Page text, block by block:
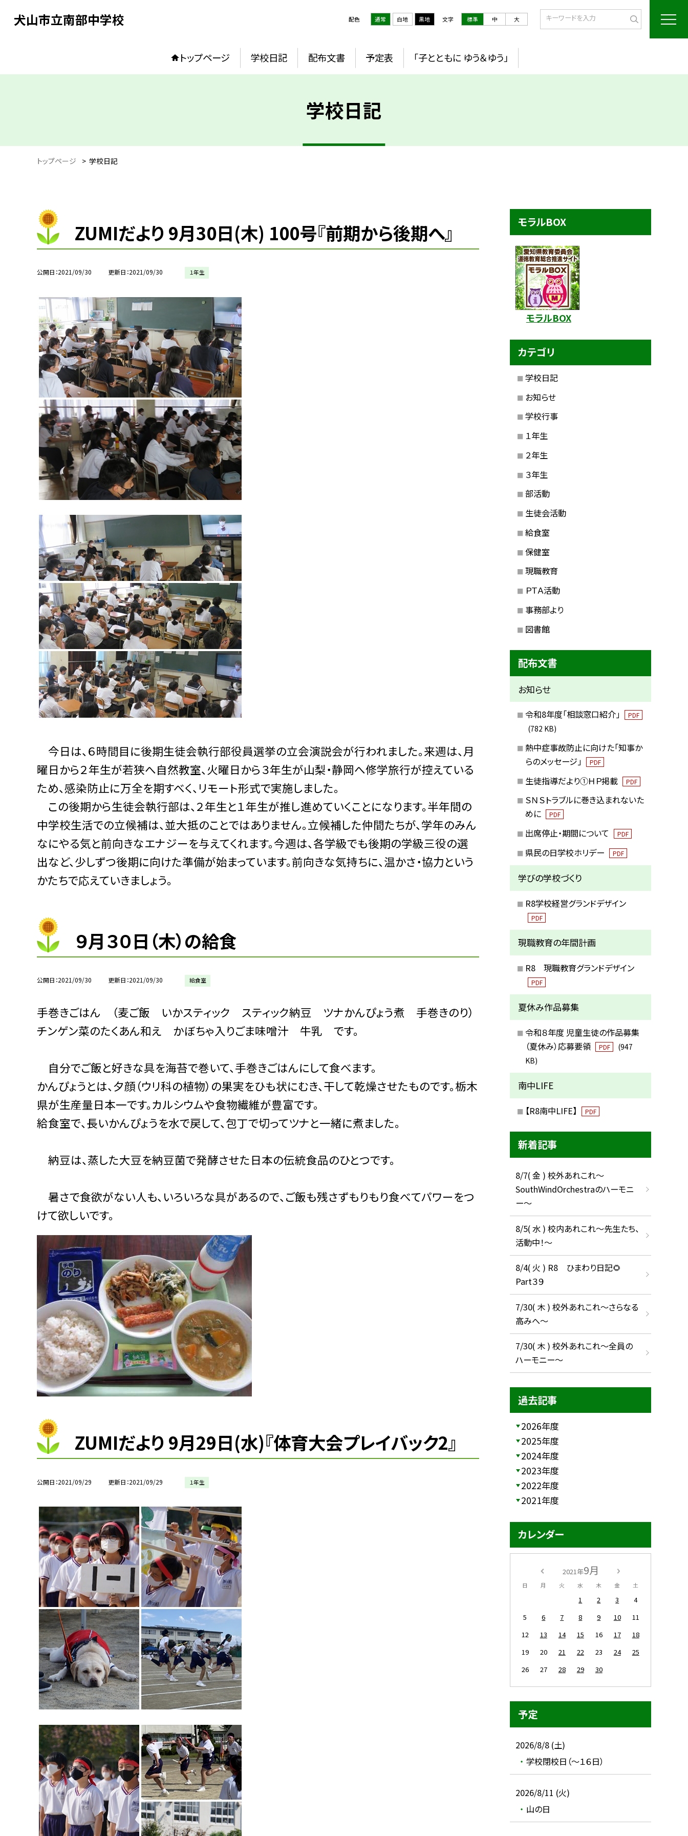
犬山市立南部中学校 配色 通常 白地 黒地 文字 標準 中 大
トップページ 学校日記 配布文書 予定表 「子とともに ゆう＆ゆう」
学校日記
トップページ > 学校日記
ZUMIだより 9月30日(木) 100号『前期から後期へ』
公開日 2021/09/30 更新日 2021/09/30 １年生
今日は、６時間目に後期生徒会執行部役員選挙の立会演説会が行われました。来週は、月
曜日から２年生が若狭へ自然教室、火曜日から３年生が山梨・静岡へ修学旅行が控えている
ため、感染防止に万全を期すべく、リモート形式で実施しました。
この後期から生徒会執行部は、２年生と１年生が推し進めていくことになります。半年間の
中学校生活での立候補は、並大抵のことではありません。立候補した仲間たちが、学年のみん
なにやる気と前向きなエナジーを与えてくれます。今週は、各学級でも後期の学級三役の選
出など、少しずつ後期に向けた準備が始まっています。前向きな気持ちに、温かさ・協力という
かたちで応えていきましょう。
９月３０日（木）の給食
公開日 2021/09/30 更新日 2021/09/30 給食室
手巻きごはん （麦ご飯 いかスティック スティック納豆 ツナかんぴょう煮 手巻きのり）
チンゲン菜のたくあん和え かぼちゃ入りごま味噌汁 牛乳 です。
自分でご飯と好きな具を海苔で巻いて、手巻きごはんにして食べます。
かんぴょうとは、夕顔（ウリ科の植物）の果実をひも状にむき、干して乾燥させたものです。栃木
県が生産量日本一です。カルシウムや食物繊維が豊富です。
給食室で、長いかんぴょうを水で戻して、包丁で切ってツナと一緒に煮ました。
納豆は、蒸した大豆を納豆菌で発酵させた日本の伝統食品のひとつです。
暑さで食欲がない人も、いろいろな具があるので、ご飯も残さずもりもり食べてパワーをつ
けて欲しいです。
ZUMIだより 9月29日(水)『体育大会プレイバック2』
公開日 2021/09/29 更新日 2021/09/29 １年生
モラルBOX
モラルBOX
カテゴリ
学校日記
お知らせ
学校行事
１年生
２年生
３年生
部活動
生徒会活動
給食室
保健室
現職教育
ＰＴＡ活動
事務部より
図書館
配布文書
お知らせ
令和8年度「相談窓口紹介」 PDF
(782 KB)
熱中症事故防止に向けた「知事か
らのメッセージ」
PDF
生徒指導だより①ＨＰ掲載 PDF
ＳＮＳトラブルに巻き込まれないた
めに
PDF
出席停止・期間について PDF
県民の日学校ホリデー PDF
学びの学校づくり
R8学校経営グランドデザイン
PDF
現職教育の年間計画
R8 現職教育グランドデザイン
PDF
夏休み作品募集
令和８年度 児童生徒の作品募集
（夏休み）応募要領
PDF
(947
KB)
南中LIFE
【R8南中LIFE】 PDF
新着記事
8/7( 金 ) 校外あれこれ〜
SouthWindOrchestraのハーモニ
ー〜
8/5( 水 ) 校内あれこれ〜先生たち、
活動中！〜
8/4( 火 ) R8 ひまわり日記🌻
Part３９
7/30( 木 ) 校外あれこれ〜さらなる
高みへ〜
7/30( 木 ) 校外あれこれ〜全員の
ハーモニー〜
過去記事
2026年度
2025年度
2024年度
2023年度
2022年度
2021年度
カレンダー
2021年9月
日 月 火 水 木 金 土
1 2 3
4
5
6 7 8 9 10
11
12
13 14 15 16 17
18
19
20 21 22 23 24
25
26
27 28 29 30
予定
2026/8/8 (土)
学校閉校日（～１６日）
2026/8/11 (火)
山の日